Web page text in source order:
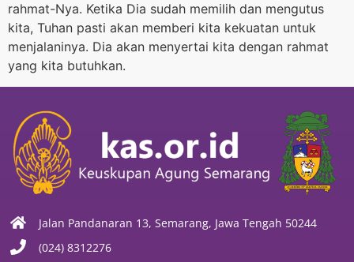
rahmat-Nya. Ketika Dia sudah memilih dan mengutus
kita, Tuhan pasti akan memberi kita kekuatan untuk
menjalaninya. Dia akan menyertai kita dengan rahmat
yang kita butuhkan.
Jalan Pandanaran 13, Semarang, Jawa Tengah 50244
(024) 8312276